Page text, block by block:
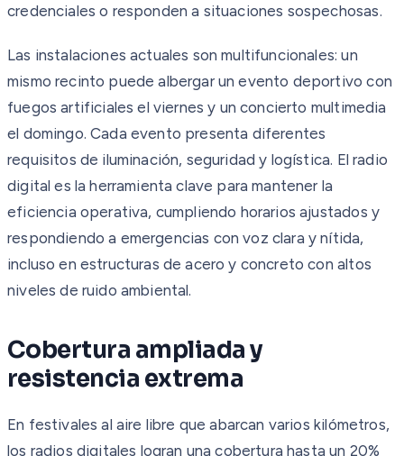
credenciales o responden a situaciones sospechosas.
Las instalaciones actuales son multifuncionales: un
mismo recinto puede albergar un evento deportivo con
fuegos artificiales el viernes y un concierto multimedia
el domingo. Cada evento presenta diferentes
requisitos de iluminación, seguridad y logística. El radio
digital es la herramienta clave para mantener la
eficiencia operativa, cumpliendo horarios ajustados y
respondiendo a emergencias con voz clara y nítida,
incluso en estructuras de acero y concreto con altos
niveles de ruido ambiental.
Cobertura ampliada y
resistencia extrema
En festivales al aire libre que abarcan varios kilómetros,
los radios digitales logran una cobertura hasta un 20%